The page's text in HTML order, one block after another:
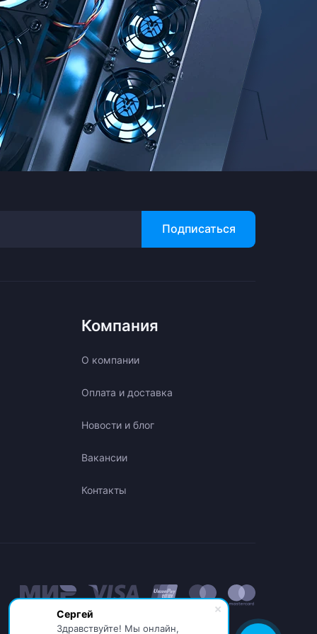
Сергей
Здравствуйте! Мы онлайн,
Подписаться
Компания
О компании
Оплата и доставка
Новости и блог
Вакансии
Контакты